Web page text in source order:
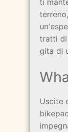
tratti di
gita di
Uscite